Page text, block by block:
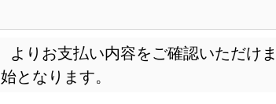
お支払い内容をご確認いただけま
となります。